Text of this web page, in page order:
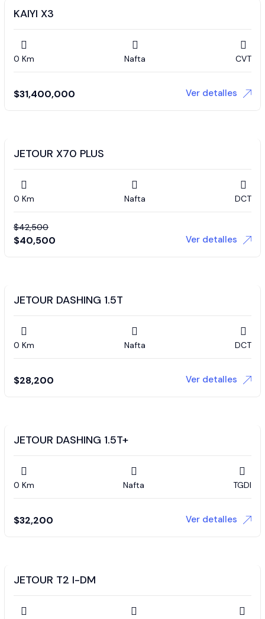
KAIYI X3
0 Km Nafta CVT
$31,400,000 Ver detalles
JETOUR X70 PLUS
0 Km Nafta DCT
$42,500
$40,500 Ver detalles
JETOUR DASHING 1.5T
0 Km Nafta DCT
$28,200 Ver detalles
JETOUR DASHING 1.5T+
0 Km Nafta TGDI
$32,200 Ver detalles
JETOUR T2 I-DM